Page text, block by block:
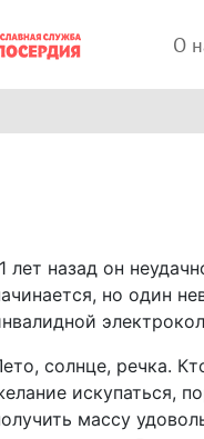
О
лет назад он
но один
солнце, речка.
искупаться,
массу